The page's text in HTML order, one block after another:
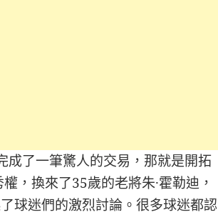
成了一筆驚人的交易，那就是開拓
，換來了35歲的老將朱·霍勒迪，
球迷們的激烈討論。很多球迷都認